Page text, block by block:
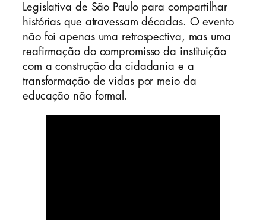
Legislativa de São Paulo para compartilhar
histórias que atravessam décadas. O evento
não foi apenas uma retrospectiva, mas uma
reafirmação do compromisso da instituição
com a construção da cidadania e a
transformação de vidas por meio da
educação não formal.